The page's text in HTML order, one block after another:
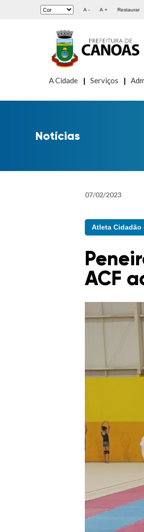
A - A + Restaurar
A Cidade Serviços
Notícias
07/02/2023
Atleta Cidadão
ACF